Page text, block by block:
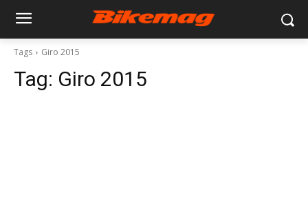
Tags Giro 2015
Tag: Giro 2015